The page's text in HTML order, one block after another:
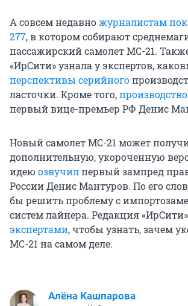
А совсем недавножурналистам
277, в котором собирают
пассажирский самолет МС-21.
«ИрСити» узнала у экспертов,
перспективы серийного
ласточки. Кроме того,
первый вице-премьер РФ Денис
Новый самолет МС-21 может
дополнительную, укороченную
идею озвучилпервый зампред
России Денис Мантуров. По его
бы решить проблему с
систем лайнера. Редакция «ИрСити»
экспертами, чтобы узнать, зачем
МС-21 на самом деле.
Алёна Кашпарова